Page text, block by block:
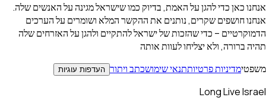
אנחנו כאן כדי להגן על האמת, בדיוק כמו שישראל מגינה על האנשים שלה.
אנחנו חושפים שקרים, נותנים את ההקשר המלא ושומרים על הערכים
הדמוקרטיים – כדי שהזכות של ישראל להתקיים ולהגן על האזרחים שלה
תהיה ברורה, ולא יצליחו לעוות אותה
משפטימדיניות פרטיותתנאי שימושכתב ויתור העדפות עוגיות
Long Live Israel